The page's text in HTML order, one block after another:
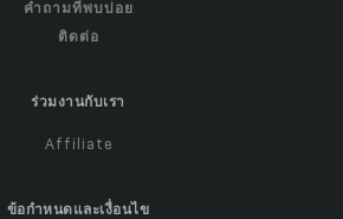
คำถามที่พบบ่อย
ติดต่อ
ร่วมงานกับเรา
Affiliate
ข้อกำหนดและเงื่อนไข